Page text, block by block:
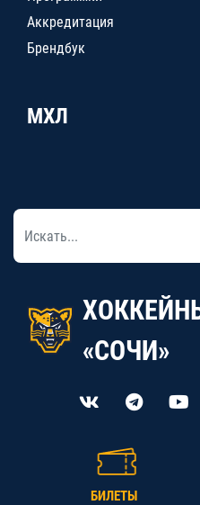
Аккредитация
Брендбук
МХЛ
«СОЧИ»
БИЛЕТЫ